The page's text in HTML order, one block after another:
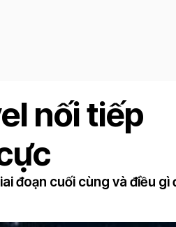
nối tiếp
đoạn cuối cùng và điều gì